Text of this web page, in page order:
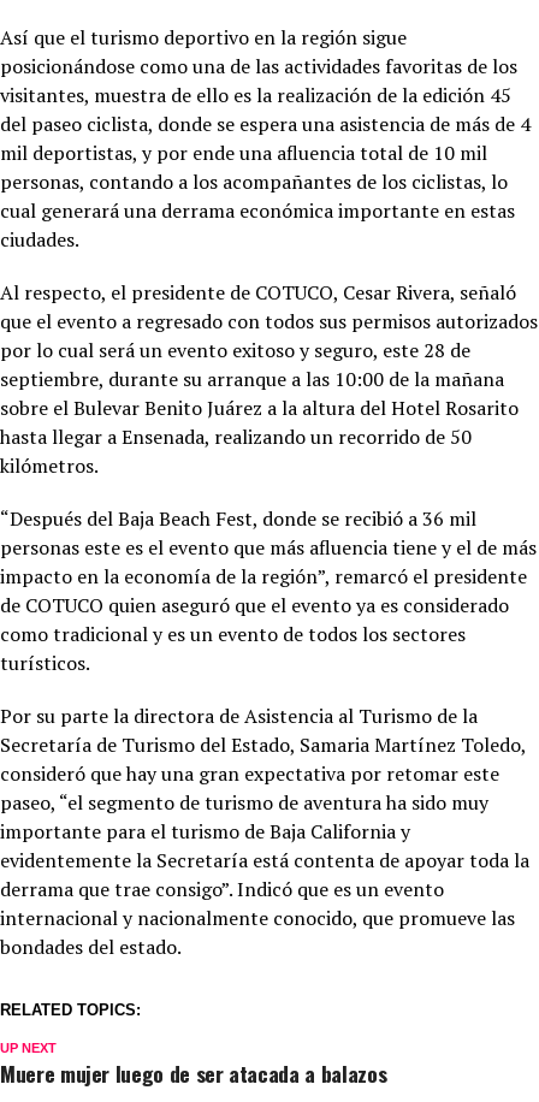
Así que el turismo deportivo en la región sigue
posicionándose como una de las actividades favoritas de los
visitantes, muestra de ello es la realización de la edición 45
del paseo ciclista, donde se espera una asistencia de más de 4
mil deportistas, y por ende una afluencia total de 10 mil
personas, contando a los acompañantes de los ciclistas, lo
cual generará una derrama económica importante en estas
ciudades.
Al respecto, el presidente de COTUCO, Cesar Rivera, señaló
que el evento a regresado con todos sus permisos autorizados
por lo cual será un evento exitoso y seguro, este 28 de
septiembre, durante su arranque a las 10:00 de la mañana
sobre el Bulevar Benito Juárez a la altura del Hotel Rosarito
hasta llegar a Ensenada, realizando un recorrido de 50
kilómetros.
“Después del Baja Beach Fest, donde se recibió a 36 mil
personas este es el evento que más afluencia tiene y el de más
impacto en la economía de la región”, remarcó el presidente
de COTUCO quien aseguró que el evento ya es considerado
como tradicional y es un evento de todos los sectores
turísticos.
Por su parte la directora de Asistencia al Turismo de la
Secretaría de Turismo del Estado, Samaria Martínez Toledo,
consideró que hay una gran expectativa por retomar este
paseo, “el segmento de turismo de aventura ha sido muy
importante para el turismo de Baja California y
evidentemente la Secretaría está contenta de apoyar toda la
derrama que trae consigo”. Indicó que es un evento
internacional y nacionalmente conocido, que promueve las
bondades del estado.
RELATED TOPICS:
UP NEXT
Muere mujer luego de ser atacada a balazos